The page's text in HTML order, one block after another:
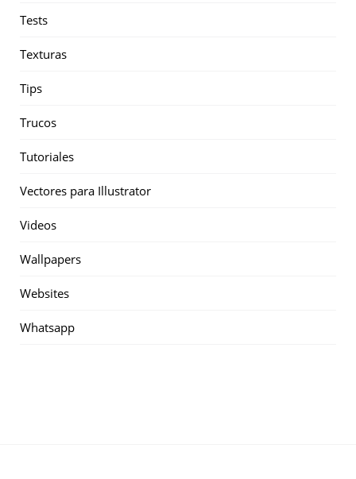
Tests
Texturas
Tips
Trucos
Tutoriales
Vectores para Illustrator
Videos
Wallpapers
Websites
Whatsapp